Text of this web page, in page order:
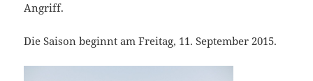
Angriff.
Die Saison beginnt am Freitag, 11. September 2015.